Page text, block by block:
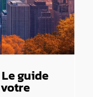
guide